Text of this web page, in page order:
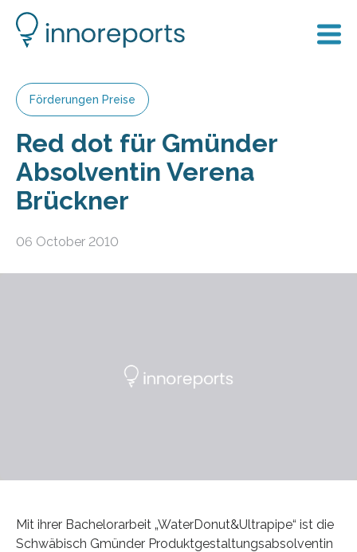
Förderungen Preise
Red dot für Gmünder
Absolventin Verena
Brückner
06 October 2010
Mit ihrer Bachelorarbeit „WaterDonut&Ultrapipe“ ist die
Schwäbisch Gmünder Produktgestaltungsabsolventin